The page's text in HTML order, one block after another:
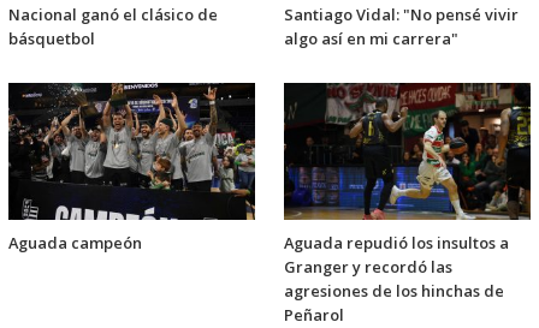
Nacional ganó el clásico de
básquetbol
Santiago Vidal: "No pensé vivir
algo así en mi carrera"
Aguada campeón
Aguada repudió los insultos a
Granger y recordó las
agresiones de los hinchas de
Peñarol